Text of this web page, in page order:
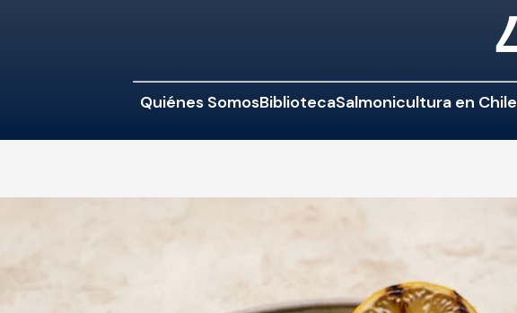
Quiénes SomosBibliotecaSalmonicultura en Chile